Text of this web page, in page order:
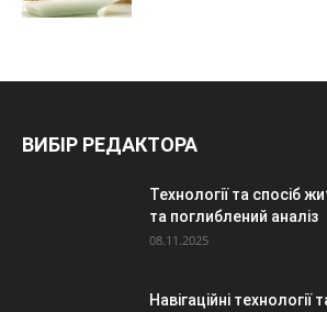
ВИБІР РЕДАКТОРА
Технології та спосіб
та поглиблений аналіз
08.11.2025
Навігаційні технології